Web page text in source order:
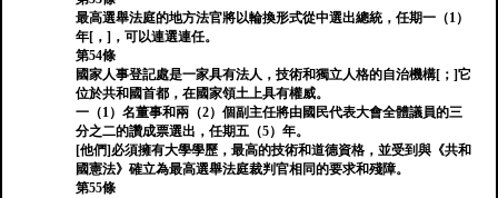
最高選舉法庭的地方法官將以輪換形式從中選出總統，任期一（1）
年[，]，可以連選連任。
第54條
國家人事登記處是一家具有法人，技術和獨立人格的自治機構[；]它
位於共和國首都，在國家領土上具有權威。
一（1）名董事和兩（2）個副主任將由國民代表大會全體議員的三
分之二的讚成票選出，任期五（5）年。
[他們]必須擁有大學學歷，最高的技術和道德資格，並受到與《共和
國憲法》確立為最高選舉法庭裁判官相同的要求和殘障。
第55條